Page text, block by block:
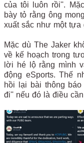
của tôi luôn rồi''.
bày tỏ rằng ông
xuất sắc như một tựa
Mặc dù The Jaker
về kế hoạch trong
lời hé lộ rằng mình
động eSports. Thế
hồi lại bài thông
đi'' nếu đó là điều